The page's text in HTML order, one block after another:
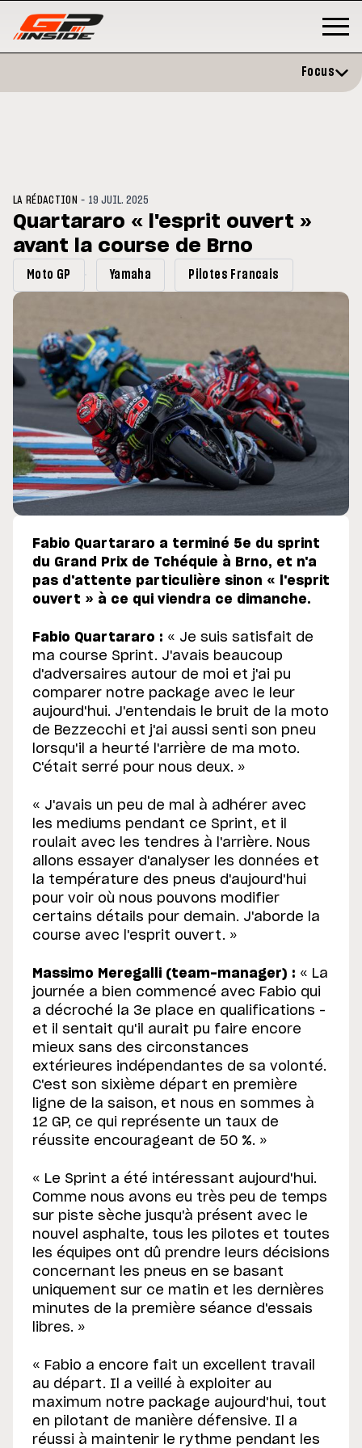
droite à Madrid
MOTO GP
Programme du GP de Grande-
Bretagne
Focus
LA RÉDACTION - 19 JUIL. 2025
Quartararo « l'esprit ouvert »
avant la course de Brno
Moto GP Yamaha Pilotes Francais
Fabio Quartararo a terminé 5e du sprint
du Grand Prix de Tchéquie à Brno, et n'a
pas d'attente particulière sinon « l'esprit
ouvert » à ce qui viendra ce dimanche.
Fabio Quartararo : « Je suis satisfait de
ma course Sprint. J'avais beaucoup
d'adversaires autour de moi et j'ai pu
comparer notre package avec le leur
aujourd'hui. J'entendais le bruit de la moto
de Bezzecchi et j'ai aussi senti son pneu
lorsqu'il a heurté l'arrière de ma moto.
C'était serré pour nous deux. »
« J'avais un peu de mal à adhérer avec
les mediums pendant ce Sprint, et il
roulait avec les tendres à l'arrière. Nous
allons essayer d'analyser les données et
la température des pneus d'aujourd'hui
pour voir où nous pouvons modifier
certains détails pour demain. J'aborde la
course avec l'esprit ouvert. »
Massimo Meregalli (team-manager) : « La
journée a bien commencé avec Fabio qui
a décroché la 3e place en qualifications –
et il sentait qu'il aurait pu faire encore
mieux sans des circonstances
extérieures indépendantes de sa volonté.
C'est son sixième départ en première
ligne de la saison, et nous en sommes à
12 GP, ce qui représente un taux de
réussite encourageant de 50 %. »
« Le Sprint a été intéressant aujourd'hui.
Comme nous avons eu très peu de temps
sur piste sèche jusqu'à présent avec le
nouvel asphalte, tous les pilotes et toutes
les équipes ont dû prendre leurs décisions
concernant les pneus en se basant
uniquement sur ce matin et les dernières
minutes de la première séance d'essais
libres. »
« Fabio a encore fait un excellent travail
au départ. Il a veillé à exploiter au
maximum notre package aujourd'hui, tout
en pilotant de manière défensive. Il a
réussi à maintenir le rythme pendant les